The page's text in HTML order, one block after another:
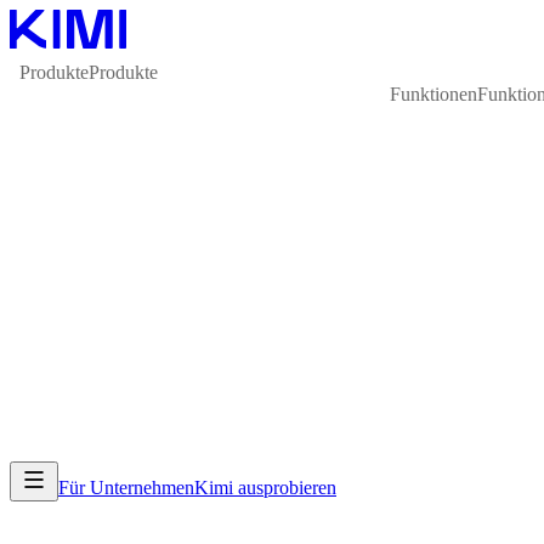
ProdukteProdukte
Funktionen
Für UnternehmenKimi ausprobieren